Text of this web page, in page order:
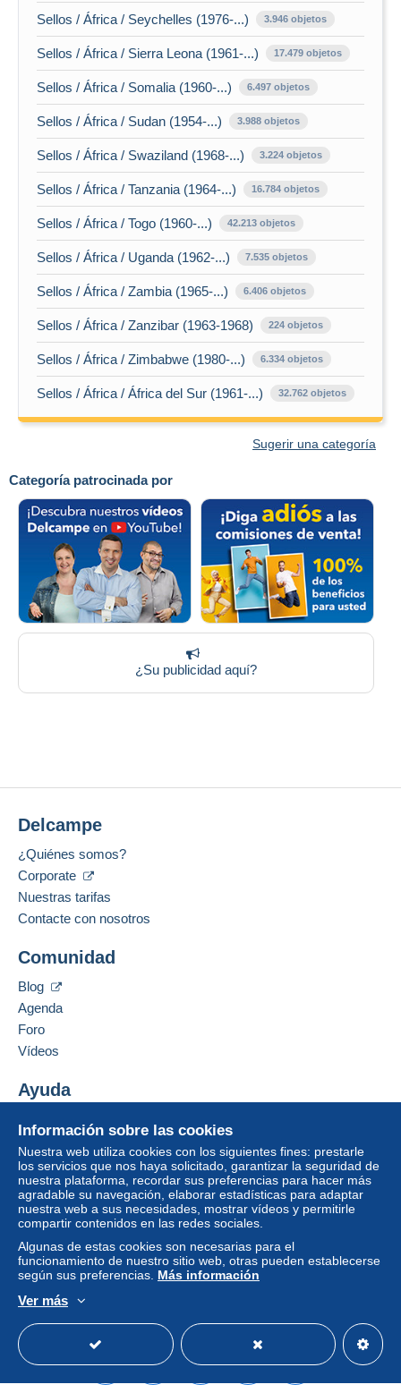
Categoría patrocinada por
¿Su publicidad aquí?
Sellos / África / Seychelles (1976-...) 3.946 objetos
Sellos / África / Sierra Leona (1961-...) 17.479 objetos
Sellos / África / Somalia (1960-...) 6.497 objetos
Sellos / África / Sudan (1954-...) 3.988 objetos
Sellos / África / Swaziland (1968-...) 3.224 objetos
Sellos / África / Tanzania (1964-...) 16.784 objetos
Sellos / África / Togo (1960-...) 42.213 objetos
Sellos / África / Uganda (1962-...) 7.535 objetos
Sellos / África / Zambia (1965-...) 6.406 objetos
Sellos / África / Zanzibar (1963-1968) 224 objetos
Sellos / África / Zimbabwe (1980-...) 6.334 objetos
Sellos / África / África del Sur (1961-...) 32.762 objetos
Sugerir una categoría
Información sobre las cookies
Nuestra web utiliza cookies con los siguientes fines: prestarle
los servicios que nos haya solicitado, garantizar la seguridad de
nuestra plataforma, recordar sus preferencias para hacer más
agradable su navegación, elaborar estadísticas para adaptar
nuestra web a sus necesidades, mostrar vídeos y permitirle
compartir contenidos en las redes sociales.
Algunas de estas cookies son necesarias para el
funcionamiento de nuestro sitio web, otras pueden establecerse
según sus preferencias. Más información
Ver más
Delcampe
¿Quiénes somos?
Corporate
Nuestras tarifas
Contacte con nosotros
Comunidad
Blog
Agenda
Foro
Vídeos
Ayuda
Comprar en Delcampe
Vender en Delcampe
Una página securizada